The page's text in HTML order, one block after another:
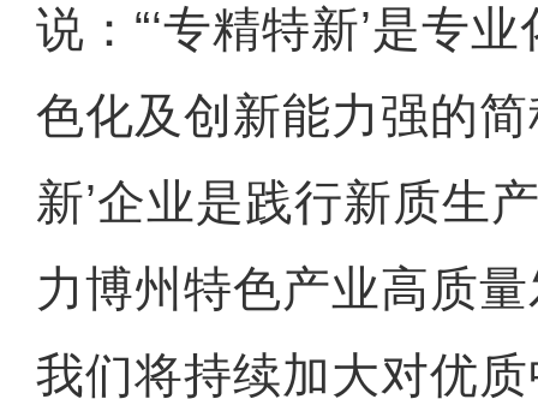
说：“‘专精特新’是专
色化及创新能力强的简
新’企业是践行新质生
力博州特色产业高质
我们将持续加大对优